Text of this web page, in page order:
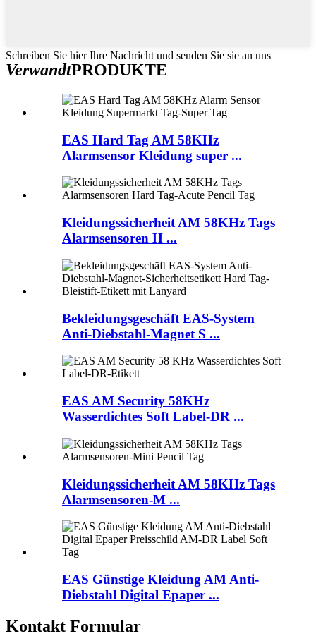
Schreiben Sie hier Ihre Nachricht und senden Sie sie an uns
VerwandtPRODUKTE
EAS Hard Tag AM 58KHz
Alarmsensor Kleidung super ...
Kleidungssicherheit AM 58KHz Tags
Alarmsensoren H ...
Bekleidungsgeschäft EAS-System
Anti-Diebstahl-Magnet S ...
EAS AM Security 58KHz
Wasserdichtes Soft Label-DR ...
Kleidungssicherheit AM 58KHz Tags
Alarmsensoren-M ...
EAS Günstige Kleidung AM Anti-
Diebstahl Digital Epaper ...
Kontakt Formular